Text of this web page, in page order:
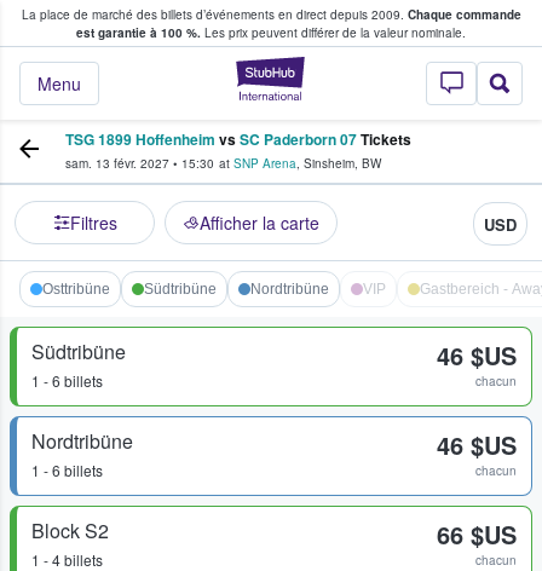
La place de marché des billets d’événements en direct depuis 2009. Chaque commande
est garantie à 100 %. Les prix peuvent différer de la valeur nominale.
StubHub - Où
Menu
fans achètent et vendent des billets
TSG 1899 Hoffenheim vsSC Paderborn 07Tickets
sam. 13 févr. 2027 • 15:30 at SNP Arena, Sinsheim, BW
Filtres Afficher la carte USD
Osttribüne Südtribüne Nordtribüne VIP Gastbereich -
Südtribüne
1 - 6 billets
46 $US
chacun
Nordtribüne
1 - 6 billets
46 $US
chacun
Block S2
1 - 4 billets
66 $US
chacun